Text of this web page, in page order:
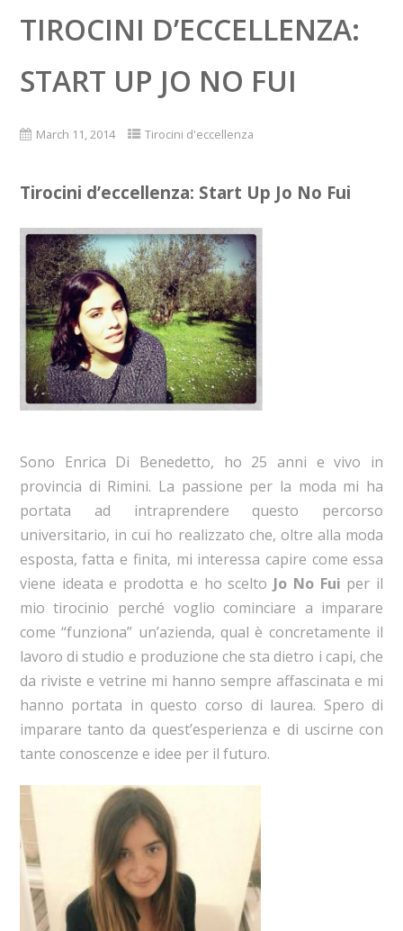
TIROCINI D’ECCELLENZA:
START UP JO NO FUI
March 11, 2014 Tirocini d'eccellenza
Tirocini d’eccellenza: Start Up Jo No Fui
Sono Enrica Di Benedetto, ho 25 anni e vivo in
provincia di Rimini. La passione per la moda mi ha
portata ad intraprendere questo percorso
universitario, in cui ho realizzato che, oltre alla moda
esposta, fatta e finita, mi interessa capire come essa
viene ideata e prodotta e ho scelto Jo No Fui per il
mio tirocinio perché voglio cominciare a imparare
come “funziona” un’azienda, qual è concretamente il
lavoro di studio e produzione che sta dietro i capi, che
da riviste e vetrine mi hanno sempre affascinata e mi
hanno portata in questo corso di laurea. Spero di
imparare tanto da quest’esperienza e di uscirne con
tante conoscenze e idee per il futuro.